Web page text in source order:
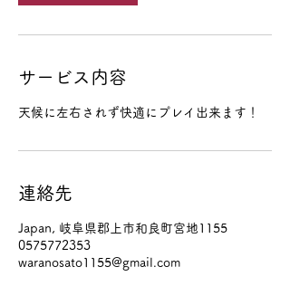
サービス内容
天候に左右されず快適にプレイ出来ます！
連絡先
Japan, 岐阜県郡上市和良町宮地1155
0575772353
waranosato1155@gmail.com